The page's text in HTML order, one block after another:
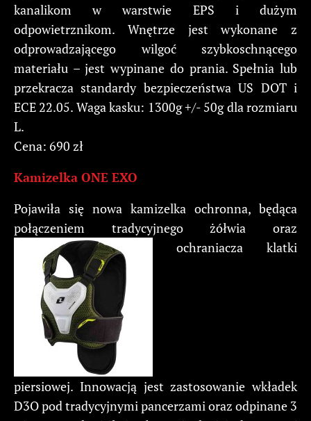
kanalikom w warstwie EPS i dużym
odpowietrznikom. Wnętrze jest wykonane z
odprowadzającego wilgoć szybkoschnącego
materiału – jest wypinane do prania. Spełnia lub
przekracza standardy bezpieczeństwa US DOT i
ECE 22.05. Waga kasku: 1300g +/- 50g dla rozmiaru
L.
Cena: 690 zł
Kamizelka ONE EXO
Pojawiła się nowa kamizelka ochronna, będąca
połączeniem tradycyjnego żółwia oraz
ochraniacza klatki
piersiowej. Innowacją jest zastosowanie wkładek
D3O pod tradycyjnymi pancerzami oraz odpinane 3